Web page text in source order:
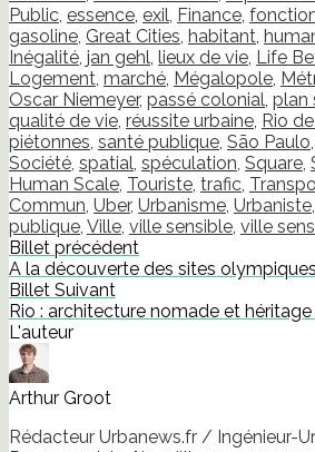
Public, essence, exil, Finance,
gasoline, Great Cities, habitant,
Inégalité, jan gehl, lieux de vie, Life
Logement, marché, Mégalopole,
Oscar Niemeyer, passé colonial, plan
qualité de vie, réussite urbaine, Rio
piétonnes, santé publique, São Paulo,
Société, spatial, spéculation, Square,
Human Scale, Touriste, trafic,
Commun, Uber, Urbanisme, Urbaniste,
publique, Ville, ville sensible, ville
Billet précédent
A la découverte des sites
Billet Suivant
Rio : architecture nomade et
L'auteur
Arthur Groot
Rédacteur Urbanews.fr / Ingénieur-